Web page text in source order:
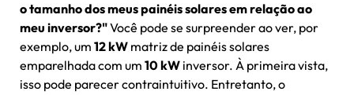
o tamanho dos meus painéis solares em relação ao
meu inversor?"Você pode se surpreender ao ver, por
exemplo, um 12 kW matriz de painéis solares
emparelhada com um 10 kW inversor. À primeira vista,
isso pode parecer contraintuitivo. Entretanto, o